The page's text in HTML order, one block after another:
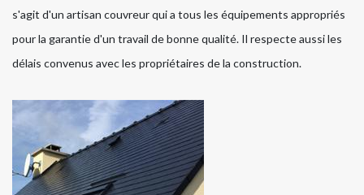
s'agit d'un artisan couvreur qui a tous les équipements appropriés
pour la garantie d'un travail de bonne qualité. Il respecte aussi les
délais convenus avec les propriétaires de la construction.